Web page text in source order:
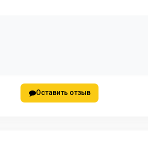
Оставить отзыв